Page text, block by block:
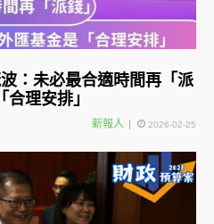
：未必最合適時間再「派
理安排」
新報人 2026-02-25